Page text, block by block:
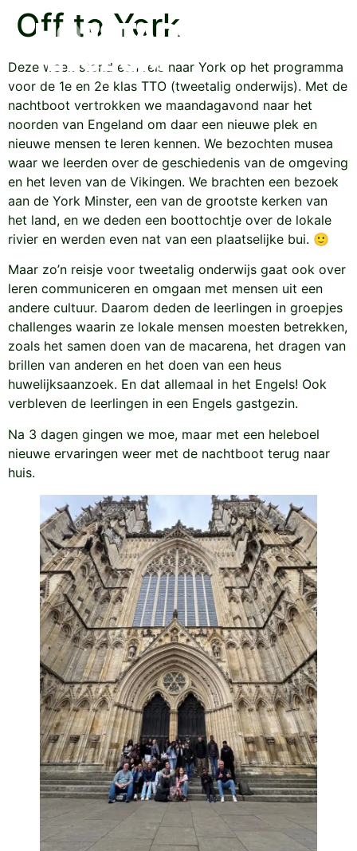
Off to York
Deze week stond een reis naar York op het programma
voor de 1e en 2e klas TTO (tweetalig onderwijs). Met de
nachtboot vertrokken we maandagavond naar het
noorden van Engeland om daar een nieuwe plek en
nieuwe mensen te leren kennen. We bezochten musea
waar we leerden over de geschiedenis van de omgeving
en het leven van de Vikingen. We brachten een bezoek
aan de York Minster, een van de grootste kerken van
het land, en we deden een boottochtje over de lokale
rivier en werden even nat van een plaatselijke bui. 🙂
Maar zo’n reisje voor tweetalig onderwijs gaat ook over
leren communiceren en omgaan met mensen uit een
andere cultuur. Daarom deden de leerlingen in groepjes
challenges waarin ze lokale mensen moesten betrekken,
zoals het samen doen van de macarena, het dragen van
brillen van anderen en het doen van een heus
huwelijksaanzoek. En dat allemaal in het Engels! Ook
verbleven de leerlingen in een Engels gastgezin.
Na 3 dagen gingen we moe, maar met een heleboel
nieuwe ervaringen weer met de nachtboot terug naar
huis.